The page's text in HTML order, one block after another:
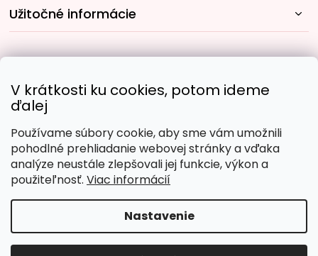
V krátkosti ku cookies, potom ideme
ďalej
Používame súbory cookie, aby sme vám umožnili
pohodlné prehliadanie webovej stránky a vďaka
analýze neustále zlepšovali jej funkcie, výkon a
použiteľnosť. Viac informácií
Nastavenie
Užitočné informácie
Obľúbené spôsoby platby:
Copyright 2026Malujpodlacisel.sk. Všetky práva
vyhradené.Upraviť nastavenie cookies